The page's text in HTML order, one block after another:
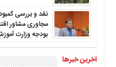
نقد و بررسی
مجاوری مشاور
بودجه وزارت
آخرین خبرها